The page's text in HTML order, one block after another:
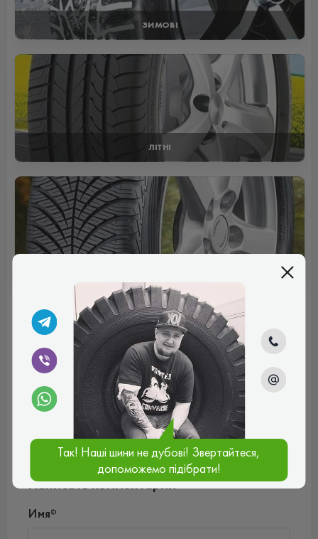
ЗИМОВІ
ЛІТНІ
Отзывы (1)
Илья
Шины нормальные, удачно сбалансированные,
повороты плавно проходят, хорошо держат дорогу. В
общем доволен выбором.
(5.0)
10.05.2024, 14:14
Написать комментарий
Имя*
Так! Наші шини не дубові! Звертайтеся,
допоможемо підібрати!